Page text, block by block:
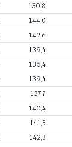
130,8
144,0
142,6
139,4
136,4
139,4
137,7
140,4
141,3
142,3